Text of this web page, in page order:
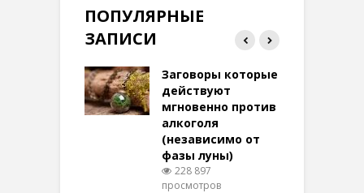
ПОПУЛЯРНЫЕ
ЗАПИСИ
Заговоры которые
действуют
мгновенно против
алкоголя
(независимо от
фазы луны)
228 897
просмотров